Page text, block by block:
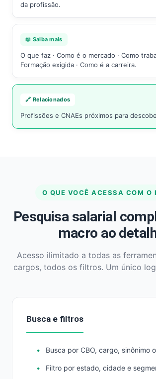
da profissão.
📖 Saiba mais
O que faz · Como é o mercado · Como
Formação exigida · Como é a carreira.
🔗 Relacionados
Profissões e CNAEs próximos para
O QUE VOCÊ ACESSA COM O
Pesquisa salarial
macro ao
Acesso ilimitado a todas as
cargos, todos os filtros. Um único
Busca e filtros
Busca por CBO, cargo, sinônimo
Filtro por estado, cidade e